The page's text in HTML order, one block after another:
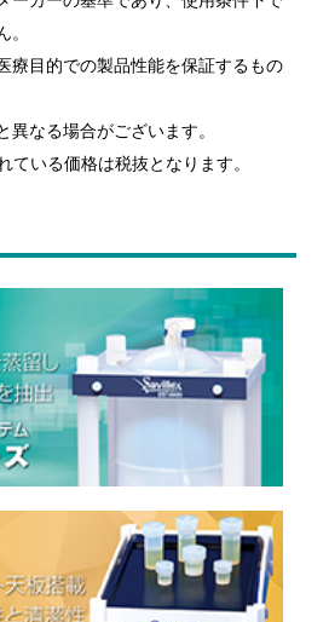
。
療目的での製品性能を保証するもの
異なる場合がございます。
ている価格は税抜となります。